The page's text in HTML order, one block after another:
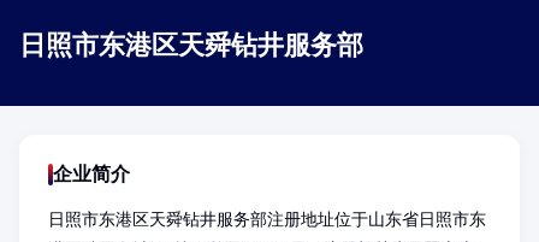
日照市东港区天舜钻井服务部
企业简介
日照市东港区天舜钻井服务部注册地址位于山东省日照市东